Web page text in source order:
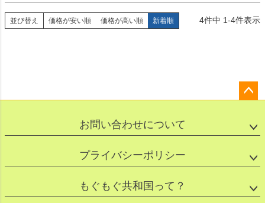
並び替え 価格が安い順 価格が高い順 新着順 4件中 1-4件表示
ップ
お問い合わせについて
プライバシーポリシー
もぐもぐ共和国って？